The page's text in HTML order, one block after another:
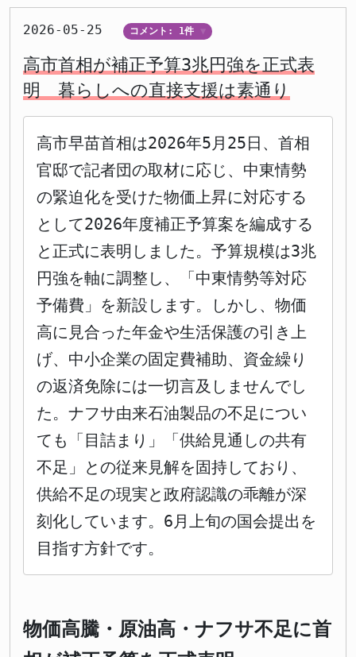
2026-05-25 コメント: 1件 ▼
高市首相が補正予算3兆円強を正式表
明 暮らしへの直接支援は素通り
高市早苗首相は2026年5月25日、首相
官邸で記者団の取材に応じ、中東情勢
の緊迫化を受けた物価上昇に対応する
として2026年度補正予算案を編成する
と正式に表明しました。予算規模は3兆
円強を軸に調整し、「中東情勢等対応
予備費」を新設します。しかし、物価
高に見合った年金や生活保護の引き上
げ、中小企業の固定費補助、資金繰り
の返済免除には一切言及しませんでし
た。ナフサ由来石油製品の不足につい
ても「目詰まり」「供給見通しの共有
不足」との従来見解を固持しており、
供給不足の現実と政府認識の乖離が深
刻化しています。6月上旬の国会提出を
目指す方針です。
物価高騰・原油高・ナフサ不足に首